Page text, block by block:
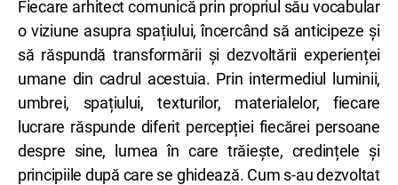
Fiecare arhitect comunică prin propriul său vocabular
o viziune asupra spațiului, încercând să anticipeze și
să răspundă transformării și dezvoltării experienței
umane din cadrul acestuia. Prin intermediul luminii,
umbrei, spațiului, texturilor, materialelor, fiecare
lucrare răspunde diferit percepției fiecărei persoane
despre sine, lumea în care trăiește, credințele și
principiile după care se ghidează. Cum s-au dezvoltat